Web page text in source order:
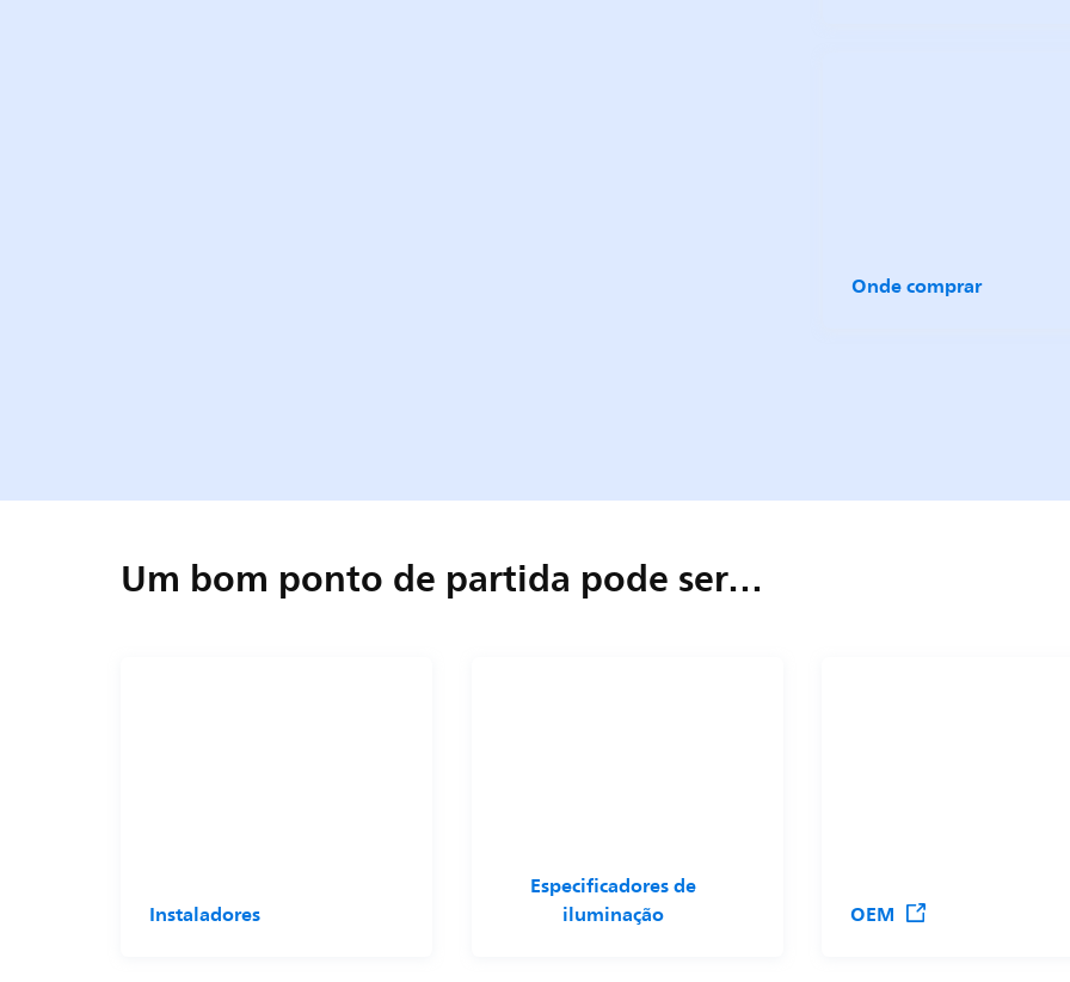
Onde comprar
Um bom ponto de partida pode ser…
Instaladores
Especificadores de
iluminação
OEM